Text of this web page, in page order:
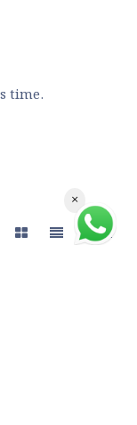
time.
×